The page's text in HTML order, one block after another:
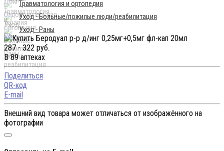
Травматология и ортопедия
Уход - Больные/пожилые люди/реабилитация
Уход - Раны
287 - 322 руб.
В 89 аптеках
Поделиться
QR-код
E-mail
Внешний вид товара может отличаться от изображённого на
фотографии